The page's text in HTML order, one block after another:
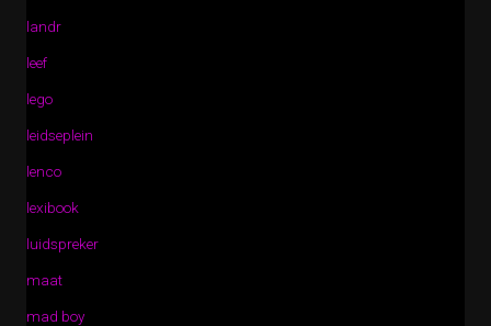
landr
leef
lego
leidseplein
lenco
lexibook
luidspreker
maat
mad boy